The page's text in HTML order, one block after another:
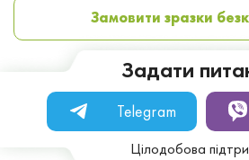
Замовити зразки
Задати
Telegram
Цілодобова